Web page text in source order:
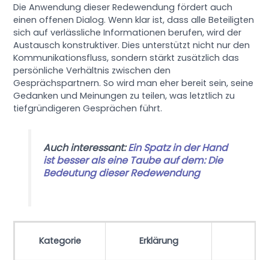
Die Anwendung dieser Redewendung fördert auch
einen offenen Dialog. Wenn klar ist, dass alle Beteiligten
sich auf verlässliche Informationen berufen, wird der
Austausch konstruktiver. Dies unterstützt nicht nur den
Kommunikationsfluss, sondern stärkt zusätzlich das
persönliche Verhältnis zwischen den
Gesprächspartnern. So wird man eher bereit sein, seine
Gedanken und Meinungen zu teilen, was letztlich zu
tiefgründigeren Gesprächen führt.
Auch interessant:Ein Spatz in der Hand
ist besser als eine Taube auf dem: Die
Bedeutung dieser Redewendung
Kategorie Erklärung